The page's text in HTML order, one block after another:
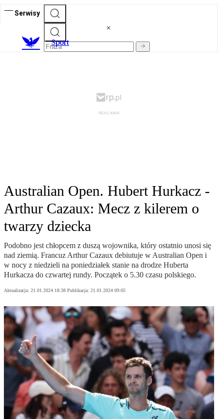
Serwisy
Sport
Australian Open. Hubert Hurkacz -
Arthur Cazaux: Mecz z kilerem o
twarzy dziecka
Podobno jest chłopcem z duszą wojownika, który ostatnio unosi się
nad ziemią. Francuz Arthur Cazaux debiutuje w Australian Open i
w nocy z niedzieli na poniedziałek stanie na drodze Huberta
Hurkacza do czwartej rundy. Początek o 5.30 czasu polskiego.
Aktualizacja: 21.01.2024 18:38 Publikacja: 21.01.2024 09:05